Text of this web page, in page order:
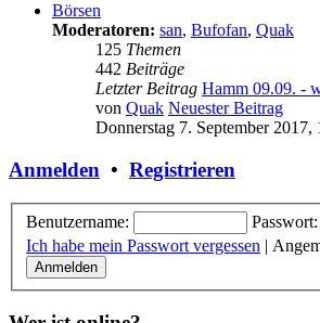
Börsen
Moderatoren: san, Bufofan, Quak
125 Themen
442 Beiträge
Letzter Beitrag Hamm 09.09. -
von Quak Neuester Beitrag
Donnerstag 7. September 2017,
Anmelden • Registrieren
Benutzername:
Passwort:
Ich habe mein Passwort vergessen |